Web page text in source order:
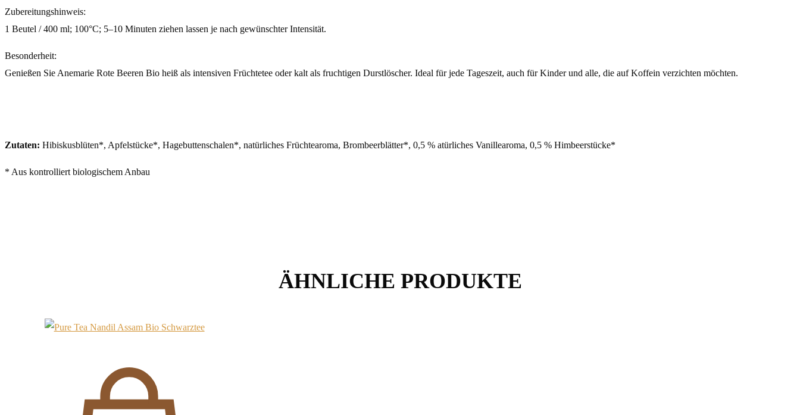
Zubereitungshinweis:
1 Beutel / 400 ml; 100°C; 5–10 Minuten ziehen lassen je nach gewünschter Intensität.
Besonderheit:
Genießen Sie Anemarie Rote Beeren Bio heiß als intensiven Früchtetee oder kalt als fruchtigen Durstlöscher. Ideal für jede Tageszeit, auch für Kinder und alle, die auf Koffein verzichten möchten.
Zutaten: Hibiskusblüten*, Apfelstücke*, Hagebuttenschalen*, natürliches Früchtearoma, Brombeerblätter*, 0,5 % atürliches Vanillearoma, 0,5 % Himbeerstücke*
* Aus kontrolliert biologischem Anbau
ÄHNLICHE PRODUKTE